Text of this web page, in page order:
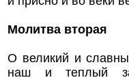
Молитва вторая
О великий и
наш и теплый